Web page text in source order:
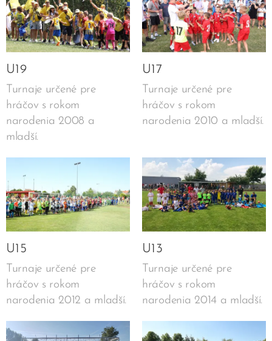
U19
Turnaje určené pre
hráčov s rokom
narodenia 2008 a
mladší.
U17
Turnaje určené pre
hráčov s rokom
narodenia 2010 a mladší.
U15
Turnaje určené pre
hráčov s rokom
narodenia 2012 a mladší.
U13
Turnaje určené pre
hráčov s rokom
narodenia 2014 a mladší.